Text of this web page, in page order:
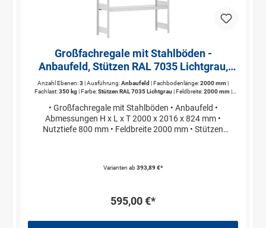
Großfachregale mit Stahlböden -
Anbaufeld, Stützen RAL 7035 Lichtgrau,
übrige Regalbauteile glanzverzinkt
Anzahl Ebenen:3 | Ausführung:Anbaufeld | Fachbodenlänge:2000 mm |
Fachlast:350 kg | Farbe:Stützen RAL 7035 Lichtgrau | Feldbreite:2000 mm |
Anbaufeld: 1512 mm;2016 mm | Länge Grundfeld:1562 mm;2066 mm
Nutztiefe:800 mm | Regalhöhe:2000 mm | Regallänge:2016 mm | Regaltiefe:
| Tiefe: 824 mm | Traversenlänge: | verfahrbar:Nein
• Großfachregale mit Stahlböden • Anbaufeld •
Abmessungen H x L x T 2000 x 2016 x 824 mm •
Nutztiefe 800 mm • Feldbreite 2000 mm • Stützen
Varianten ab393,89 €*
595,00 €*